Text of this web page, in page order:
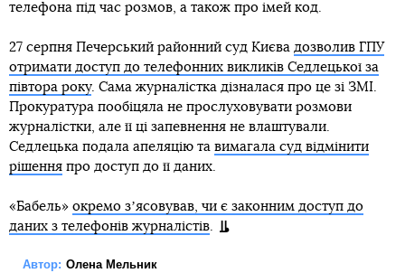
телефона під час розмов, а також про імей код.
27 серпня Печерський районний суд Києва дозволив ГПУ
отримати доступ до телефонних викликів Седлецької за
півтора року. Сама журналістка дізналася про це зі ЗМІ.
Прокуратура пообіцяла не прослуховувати розмови
журналістки, але її ці запевнення не влаштували.
Седлецька подала апеляцію та вимагала суд відмінити
рішення про доступ до її даних.
«Бабель» окремо зʼясовував, чи є законним доступ до
даних з телефонів журналістів.
Автор: Олена Мельник